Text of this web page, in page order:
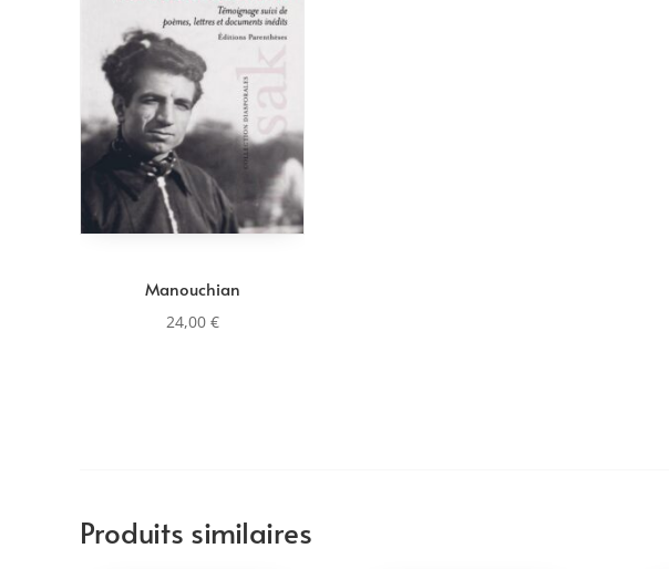
Manouchian
24,00 €
Produits similaires